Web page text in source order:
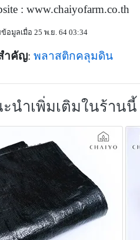
: www.chaiyofarm.co.th
อมูลเมื่อ 25 พ.ย. 64 03:34
ำคัญ: พลาสติกคลุมดิน
นำเพิ่มเติมในร้านนี้